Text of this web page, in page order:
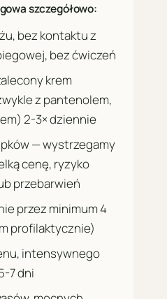
szczegółowo:
bez kontaktu z
bez ćwiczeń
krem
z pantenolem,
2-3× dziennie
— wystrzegamy
cenę, ryzyko
przebarwień
przez minimum 4
profilaktycznie)
intensywnego
7 dni